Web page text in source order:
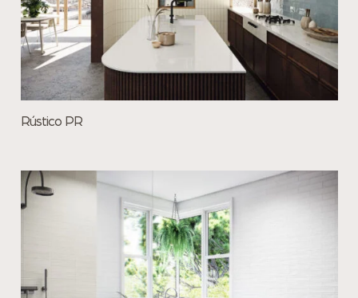
Rústico PR